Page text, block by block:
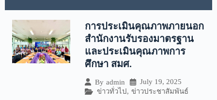
การประเมินคุณภาพภายนอก
สำนักงานรับรองมาตรฐาน
และประเมินคุณภาพการ
ศึกษา สมศ.
By admin
July 19, 2025
ข่าวทั่วไป , ข่าวประชาสัมพันธ์